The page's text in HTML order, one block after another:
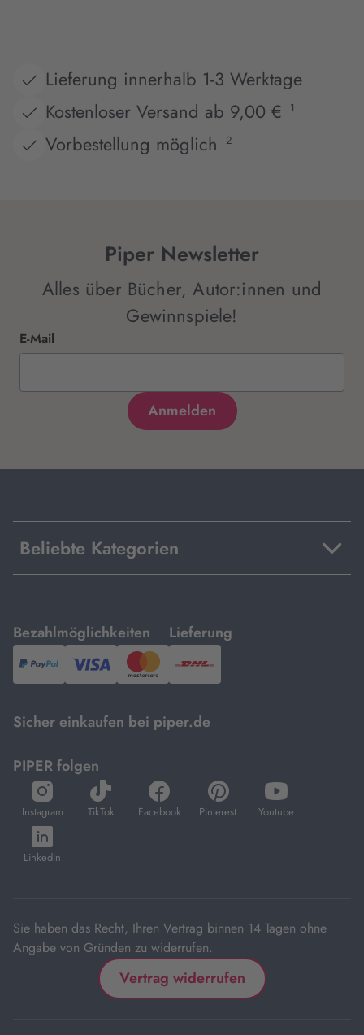
Lieferung innerhalb 1-3 Werktage
Kostenloser Versand ab 9,00 €
1
Vorbestellung möglich 2
Piper Newsletter
Alles über Bücher, Autor:innen und
Gewinnspiele!
E-Mail
Beliebte Kategorien
Bezahlmöglichkeiten
mit
PayPal,Visa
und
Lieferung
mit
DHL.
Sicher einkaufen bei piper.de
PIPER folgen
Instagram
öffnet
in
neuem
Tab
TikTok
öffnet
in
Facebook
öffnet
in
Pinterest
öffnet
in
Youtube
öffnet
in
LinkedIn
öffnet
in
Sie haben das Recht, Ihren Vertrag binnen 14 Tagen ohne
Angabe von Gründen zu widerrufen.
Vertrag widerrufen